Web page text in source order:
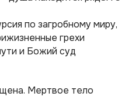
по загробному миру,
грехи
и Божий суд
Мертвое тело